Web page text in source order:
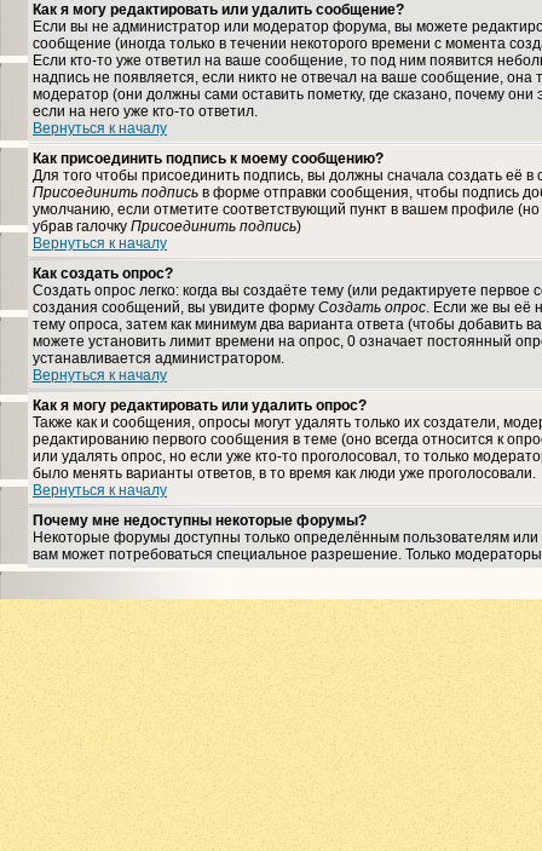
Как я могу редактировать или удалить сообщение?
Если вы не администратор или модератор форума, вы можете
сообщение (иногда только в течении некоторого времени с момента
Если кто-то уже ответил на ваше сообщение, то под ним появится
надпись не появляется, если никто не отвечал на ваше сообщение,
модератор (они должны сами оставить пометку, где сказано, почему
если на него уже кто-то ответил.
Вернуться к началу
Как присоединить подпись к моему сообщению?
Для того чтобы присоединить подпись, вы должны сначала создать её
Присоединить подпись в форме отправки сообщения, чтобы подпись
умолчанию, если отметите соответствующий пункт в вашем профиле
убрав галочку Присоединить подпись)
Вернуться к началу
Как создать опрос?
Создать опрос легко: когда вы создаёте тему (или редактируете
создания сообщений, вы увидите форму Создать опрос. Если же вы её
тему опроса, затем как минимум два варианта ответа (чтобы добавить
можете установить лимит времени на опрос, 0 означает постоянный
устанавливается администратором.
Вернуться к началу
Как я могу редактировать или удалить опрос?
Также как и сообщения, опросы могут удалять только их создатели,
редактированию первого сообщения в теме (оно всегда относится к
или удалять опрос, но если уже кто-то проголосовал, то только
было менять варианты ответов, в то время как люди уже проголосовали.
Вернуться к началу
Почему мне недоступны некоторые форумы?
Некоторые форумы доступны только определённым пользователям
вам может потребоваться специальное разрешение. Только